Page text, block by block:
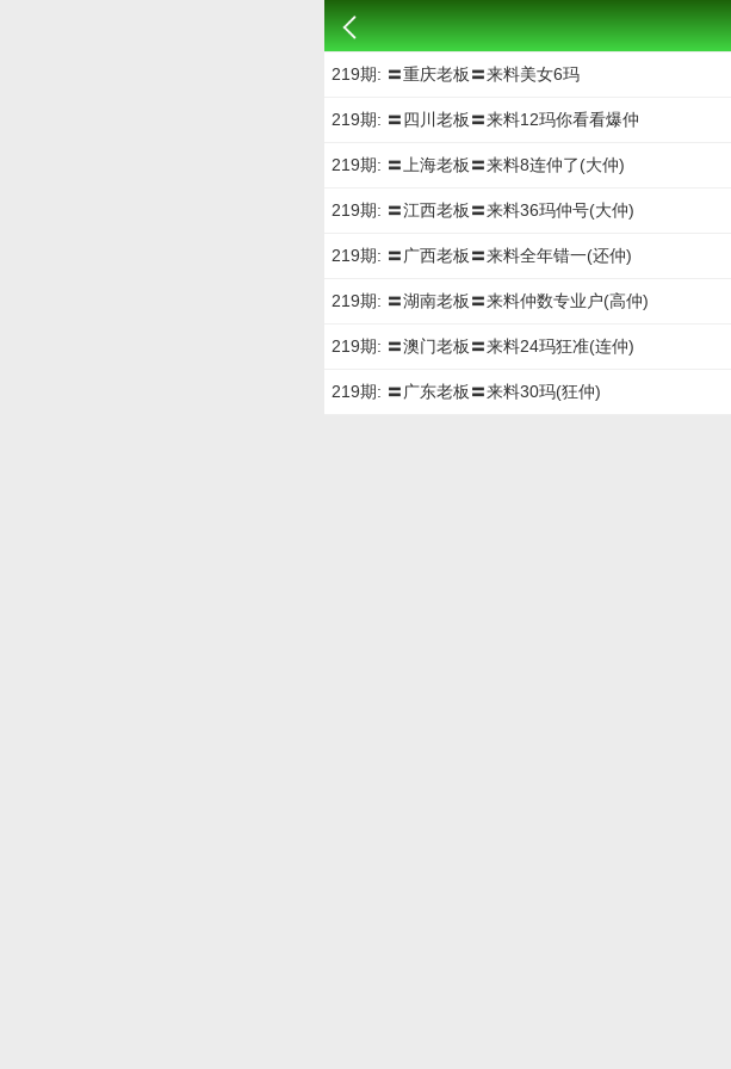
219期: 〓重庆老板〓来料美女6玛
219期: 〓四川老板〓来料12玛你看看爆仲
219期: 〓上海老板〓来料8连仲了(大仲)
219期: 〓江西老板〓来料36玛仲号(大仲)
219期: 〓广西老板〓来料全年错一(还仲)
219期: 〓湖南老板〓来料仲数专业户(高仲)
219期: 〓澳门老板〓来料24玛狂准(连仲)
219期: 〓广东老板〓来料30玛(狂仲)